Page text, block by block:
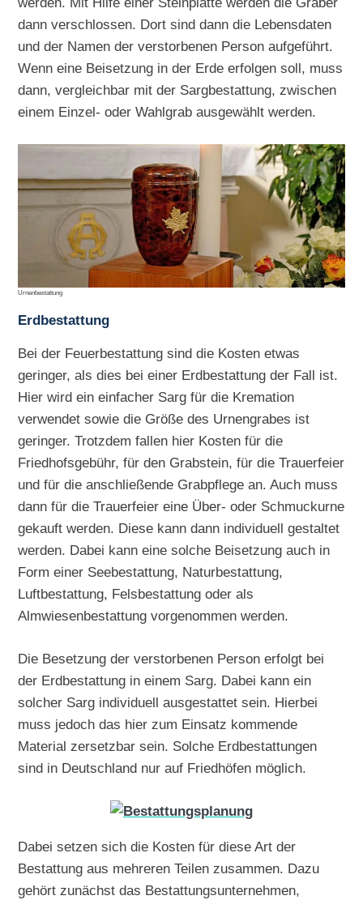
dann verschlossen. Dort sind dann die Lebensdaten
und der Namen der verstorbenen Person aufgeführt.
Wenn eine Beisetzung in der Erde erfolgen soll, muss
dann, vergleichbar mit der Sargbestattung, zwischen
einem Einzel- oder Wahlgrab ausgewählt werden.
Urnenbestattung
Erdbestattung
Bei der Feuerbestattung sind die Kosten etwas
geringer, als dies bei einer Erdbestattung der Fall ist.
Hier wird ein einfacher Sarg für die Kremation
verwendet sowie die Größe des Urnengrabes ist
geringer. Trotzdem fallen hier Kosten für die
Friedhofsgebühr, für den Grabstein, für die Trauerfeier
und für die anschließende Grabpflege an. Auch muss
dann für die Trauerfeier eine Über- oder Schmuckurne
gekauft werden. Diese kann dann individuell gestaltet
werden. Dabei kann eine solche Beisetzung auch in
Form einer Seebestattung, Naturbestattung,
Luftbestattung, Felsbestattung oder als
Almwiesenbestattung vorgenommen werden.
Die Besetzung der verstorbenen Person erfolgt bei
der Erdbestattung in einem Sarg. Dabei kann ein
solcher Sarg individuell ausgestattet sein. Hierbei
muss jedoch das hier zum Einsatz kommende
Material zersetzbar sein. Solche Erdbestattungen
sind in Deutschland nur auf Friedhöfen möglich.
Dabei setzen sich die Kosten für diese Art der
Bestattung aus mehreren Teilen zusammen. Dazu
gehört zunächst das Bestattungsunternehmen,